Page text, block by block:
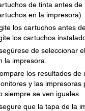
de tinta antes
en la
los cartuchos antes
los cartuchos
de seleccionar el
la impresora.
los resultados de
y las impresoras
siempre se ven iguales.
que la tapa de la